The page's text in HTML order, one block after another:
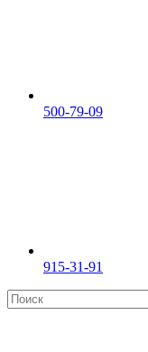
500-79-09
915-31-91